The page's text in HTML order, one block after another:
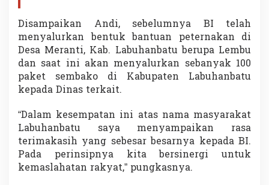
Disampaikan Andi, sebelumnya BI telah
menyalurkan bentuk bantuan peternakan di
Desa Meranti, Kab. Labuhanbatu berupa Lembu
dan saat ini akan menyalurkan sebanyak 100
paket sembako di Kabupaten Labuhanbatu
kepada Dinas terkait.
“Dalam kesempatan ini atas nama masyarakat
Labuhanbatu saya menyampaikan rasa
terimakasih yang sebesar besarnya kepada BI.
Pada perinsipnya kita bersinergi untuk
kemaslahatan rakyat,” pungkasnya.